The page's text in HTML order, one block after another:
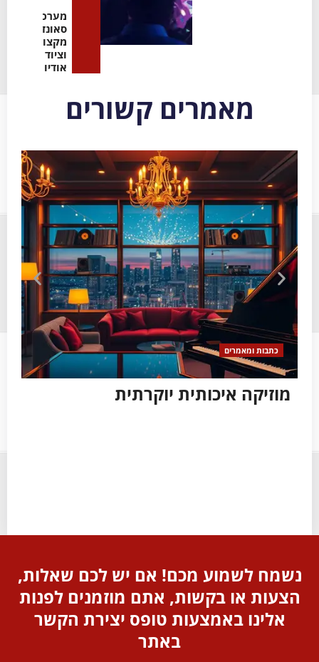
מערכות
סאונד
מקצועיות
וציוד
אודיו
מאמרים קשורים
כתבות ומאמרים
מוזיקה איכותית יוקרתית
נשמח לשמוע מכם! אם יש לכם שאלות,
הצעות או בקשות, אתם מוזמנים לפנות
אלינו באמצעות טופס יצירת הקשר
באתר